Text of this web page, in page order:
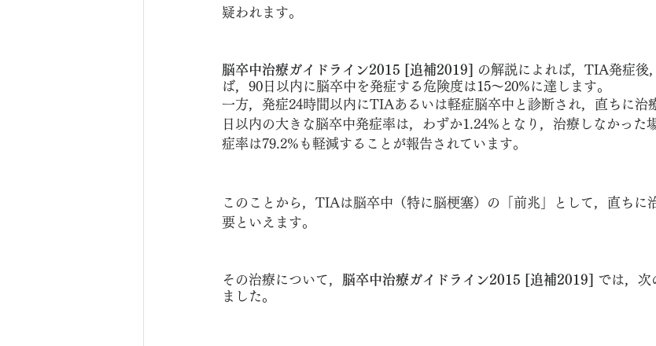
疑われます。
脳卒中治療ガイドライン2015 [追補2019]
の解説によれば，TIA発症後
ば，90日以内に脳卒中を発症する危険度は15～20%に達します。
一方，発症24時間以内にTIAあるいは軽症脳卒中と診断され，直ちに治
日以内の大きな脳卒中発症率は，わずか1.24%となり，治療しなかった
症率は79.2%も軽減することが報告されています。
このことから，TIAは脳卒中（特に脳梗塞）の「前兆」として，直ちに
要といえます。
その治療について， 脳卒中治療ガイドライン2015 [追補2019] では，次
ました。